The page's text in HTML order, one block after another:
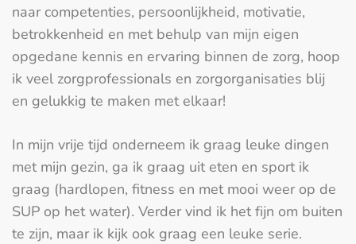
naar competenties, persoonlijkheid, motivatie,
betrokkenheid en met behulp van mijn eigen
opgedane kennis en ervaring binnen de zorg, hoop
ik veel zorgprofessionals en zorgorganisaties blij
en gelukkig te maken met elkaar!
In mijn vrije tijd onderneem ik graag leuke dingen
met mijn gezin, ga ik graag uit eten en sport ik
graag (hardlopen, fitness en met mooi weer op de
SUP op het water). Verder vind ik het fijn om buiten
te zijn, maar ik kijk ook graag een leuke serie.